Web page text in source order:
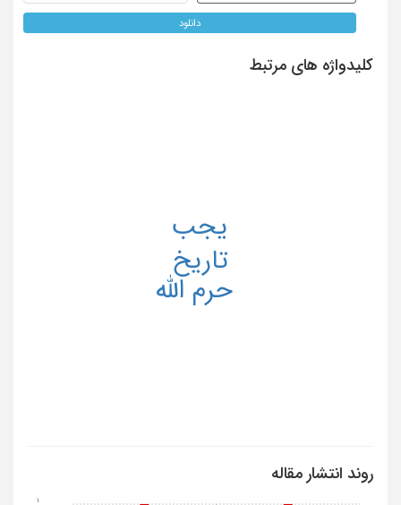
دانلود
کلیدواژه های مرتبط
تاریخ
حرم الله
یجب
روند انتشار مقاله
1